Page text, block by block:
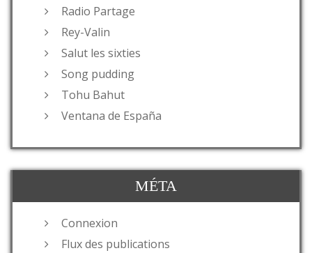
Radio Partage
Rey-Valin
Salut les sixties
Song pudding
Tohu Bahut
Ventana de España
MÉTA
Connexion
Flux des publications